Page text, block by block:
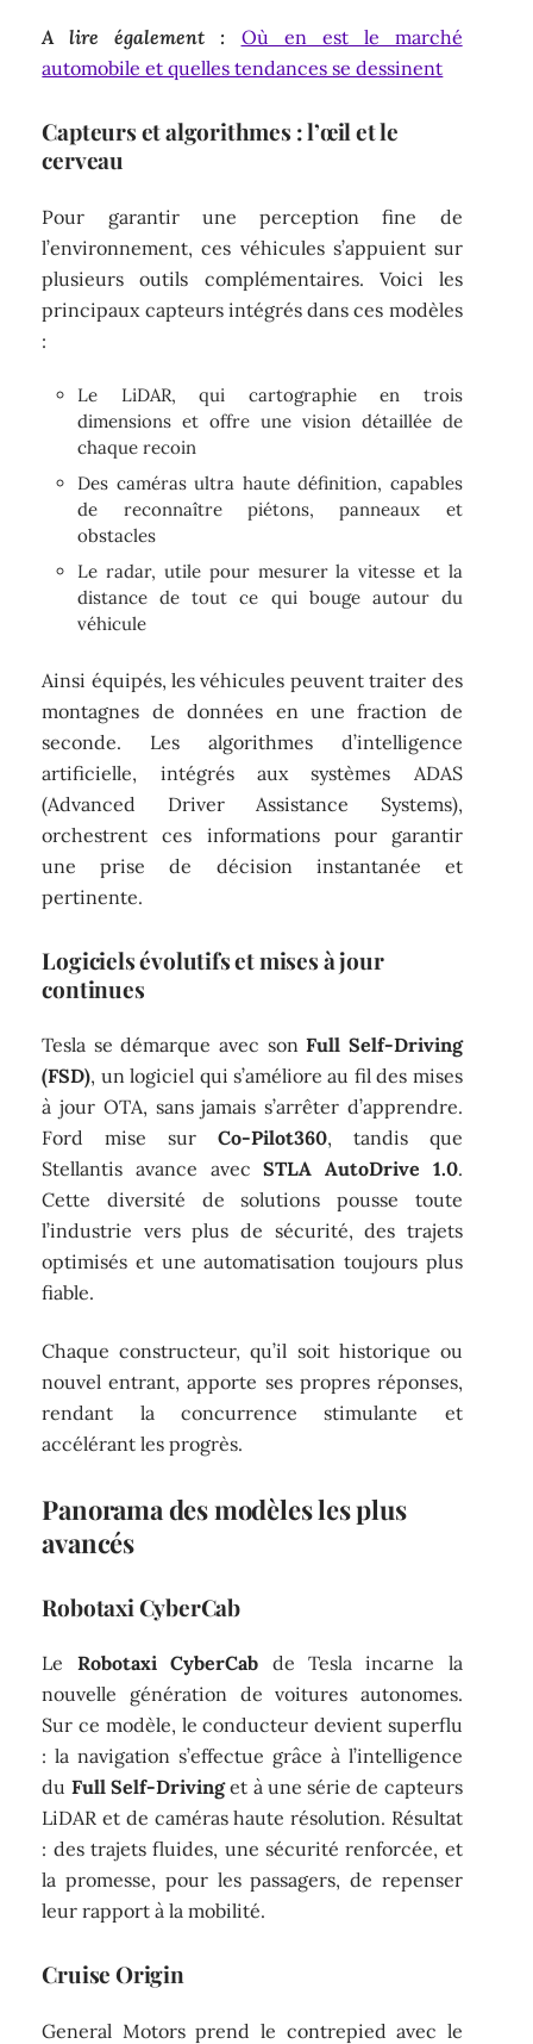
A lire également :
Où en est le marché
automobile et quelles tendances se dessinent
Capteurs et algorithmes : l’œil et le
cerveau
Pour garantir une perception fine de
l’environnement, ces véhicules s’appuient sur
plusieurs outils complémentaires. Voici les
principaux capteurs intégrés dans ces modèles
:
Le LiDAR, qui cartographie en trois
dimensions et offre une vision détaillée de
chaque recoin
Des caméras ultra haute définition, capables
de reconnaître piétons, panneaux et
obstacles
Le radar, utile pour mesurer la vitesse et la
distance de tout ce qui bouge autour du
véhicule
Ainsi équipés, les véhicules peuvent traiter des
montagnes de données en une fraction de
seconde. Les algorithmes d’intelligence
artificielle, intégrés aux systèmes ADAS
(Advanced Driver Assistance Systems),
orchestrent ces informations pour garantir
une prise de décision instantanée et
pertinente.
Logiciels évolutifs et mises à jour
continues
Tesla se démarque avec sonFull Self-Driving
(FSD), un logiciel qui s’améliore au fil des mises
à jour OTA, sans jamais s’arrêter d’apprendre.
Ford mise sur Co-Pilot360, tandis que
Stellantis avance avecSTLA AutoDrive 1.0.
Cette diversité de solutions pousse toute
l’industrie vers plus de sécurité, des trajets
optimisés et une automatisation toujours plus
fiable.
Chaque constructeur, qu’il soit historique ou
nouvel entrant, apporte ses propres réponses,
rendant la concurrence stimulante et
accélérant les progrès.
Panorama des modèles les plus
avancés
Robotaxi CyberCab
Le Robotaxi CyberCab de Tesla incarne la
nouvelle génération de voitures autonomes.
Sur ce modèle, le conducteur devient superflu
: la navigation s’effectue grâce à l’intelligence
du Full Self-Drivinget à une série de capteurs
LiDAR et de caméras haute résolution. Résultat
: des trajets fluides, une sécurité renforcée, et
la promesse, pour les passagers, de repenser
leur rapport à la mobilité.
Cruise Origin
General Motors prend le contrepied avec le